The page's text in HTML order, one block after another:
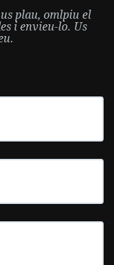
plau, omlpiu el
i envieu-lo. Us